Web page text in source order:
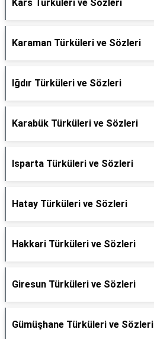
Kars Türküleri ve Sözleri
Karaman Türküleri ve Sözleri
Iğdır Türküleri ve Sözleri
Karabük Türküleri ve Sözleri
Isparta Türküleri ve Sözleri
Hatay Türküleri ve Sözleri
Hakkari Türküleri ve Sözleri
Giresun Türküleri ve Sözleri
Gümüşhane Türküleri ve Sözleri